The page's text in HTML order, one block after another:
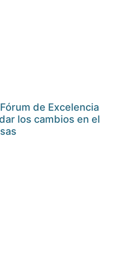
Fórum de Excelencia
los cambios en el